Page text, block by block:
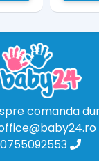
comanda
0755092553